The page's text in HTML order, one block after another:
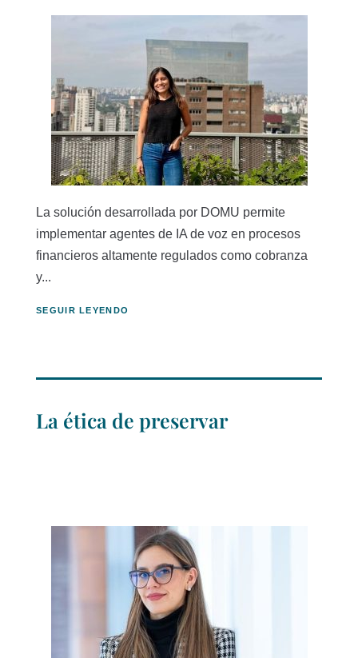
La solución desarrollada por DOMU permite
implementar agentes de IA de voz en procesos
financieros altamente regulados como cobranza
y...
SEGUIR LEYENDO
La ética de preservar